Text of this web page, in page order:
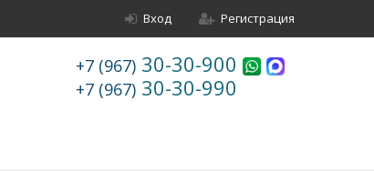
Вход Регистрация
+7 (967) 30-30-900
+7 (967) 30-30-990